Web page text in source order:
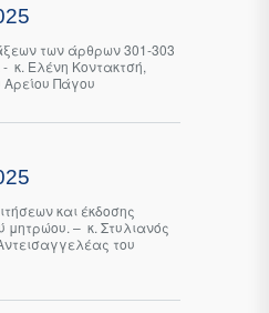
των άρθρων 301-303
κ. Ελένη Κοντακτσή,
Πάγου
και έκδοσης
μητρώου. – κ. Στυλιανός
του